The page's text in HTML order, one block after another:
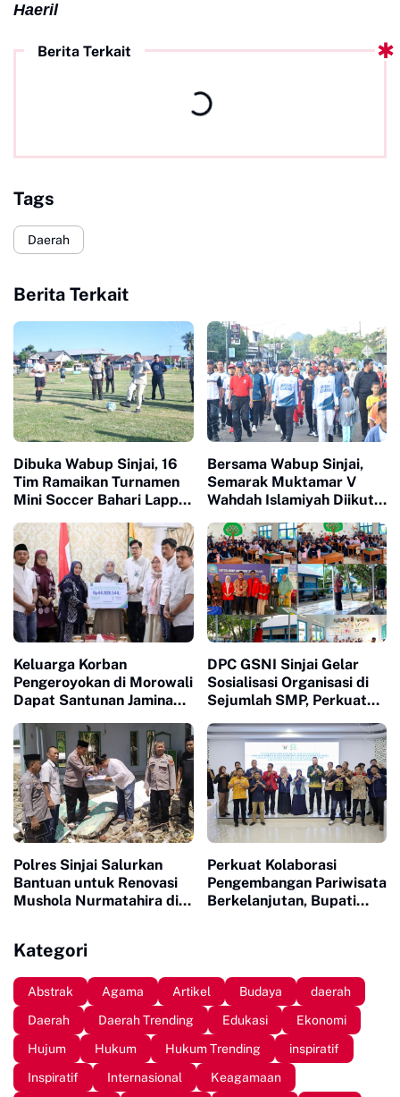
Haeril
Berita Terkait
Tags
Daerah
Berita Terkait
Dibuka Wabup Sinjai, 16
Tim Ramaikan Turnamen
Mini Soccer Bahari Lappa
Bersama Wabup Sinjai,
Semarak Muktamar V
Wahdah Islamiyah Diikuti
Keluarga Korban
Pengeroyokan di Morowali
Dapat Santunan Jaminan
Juta
DPC GSNI Sinjai Gelar
Sosialisasi Organisasi di
Sejumlah SMP, Perkuat
Kepemimpinan Pelajar
Polres Sinjai Salurkan
Bantuan untuk Renovasi
Mushola Nurmatahira di
Perkuat Kolaborasi
Pengembangan Pariwisata
Berkelanjutan, Bupati
Kategori
Abstrak Agama Artikel Budaya
daerah
Daerah
Daerah Trending Edukasi
Ekonomi
Hujum
Hukum Hukum Trending
inspiratif
Inspiratif
Internasional
Keagamaan